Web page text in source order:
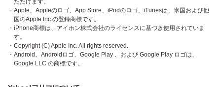
ただけます。
・Apple、Appleのロゴ、App Store、iPodのロゴ、iTunesは、米国および他
国のApple Inc.の登録商標です。
・iPhone商標は、アイホン株式会社のライセンスに基づき使用されていま
す。
・Copyright (C) Apple Inc. All rights reserved.
・Android、Androidロゴ、Google Play 、および Google Play ロゴは、
Google LLC の商標です。